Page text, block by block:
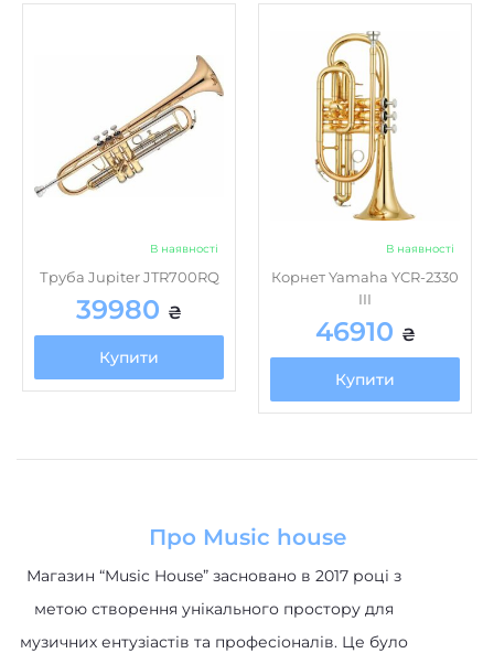
В наявності
Труба Jupiter JTR700RQ
39980 ₴
Купити
В наявності
Корнет Yamaha YCR-2330
III
46910 ₴
Купити
Про Music house
Магазин “Music House” засновано в 2017 році з
метою створення унікального простору для
музичних ентузіастів та професіоналів. Це було